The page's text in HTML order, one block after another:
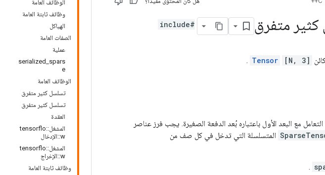
الوظائف العامة
وظائف ثابتة العامة
الهياكل
الصفات العامة
عملية
serialized_spars
e
الوظائف العامة
تسلسل كثير متفرق
تسلسل كثير متفرق
العقدة
المشغل::tensorflo
w::الإدخال
المشغل::tensorflo
w::الإخراج
وظائف ثابتة العامة
متفرق
#include
Tensor [N, 3]
.
المتسلسلة التي تدخل في كل صف من
.